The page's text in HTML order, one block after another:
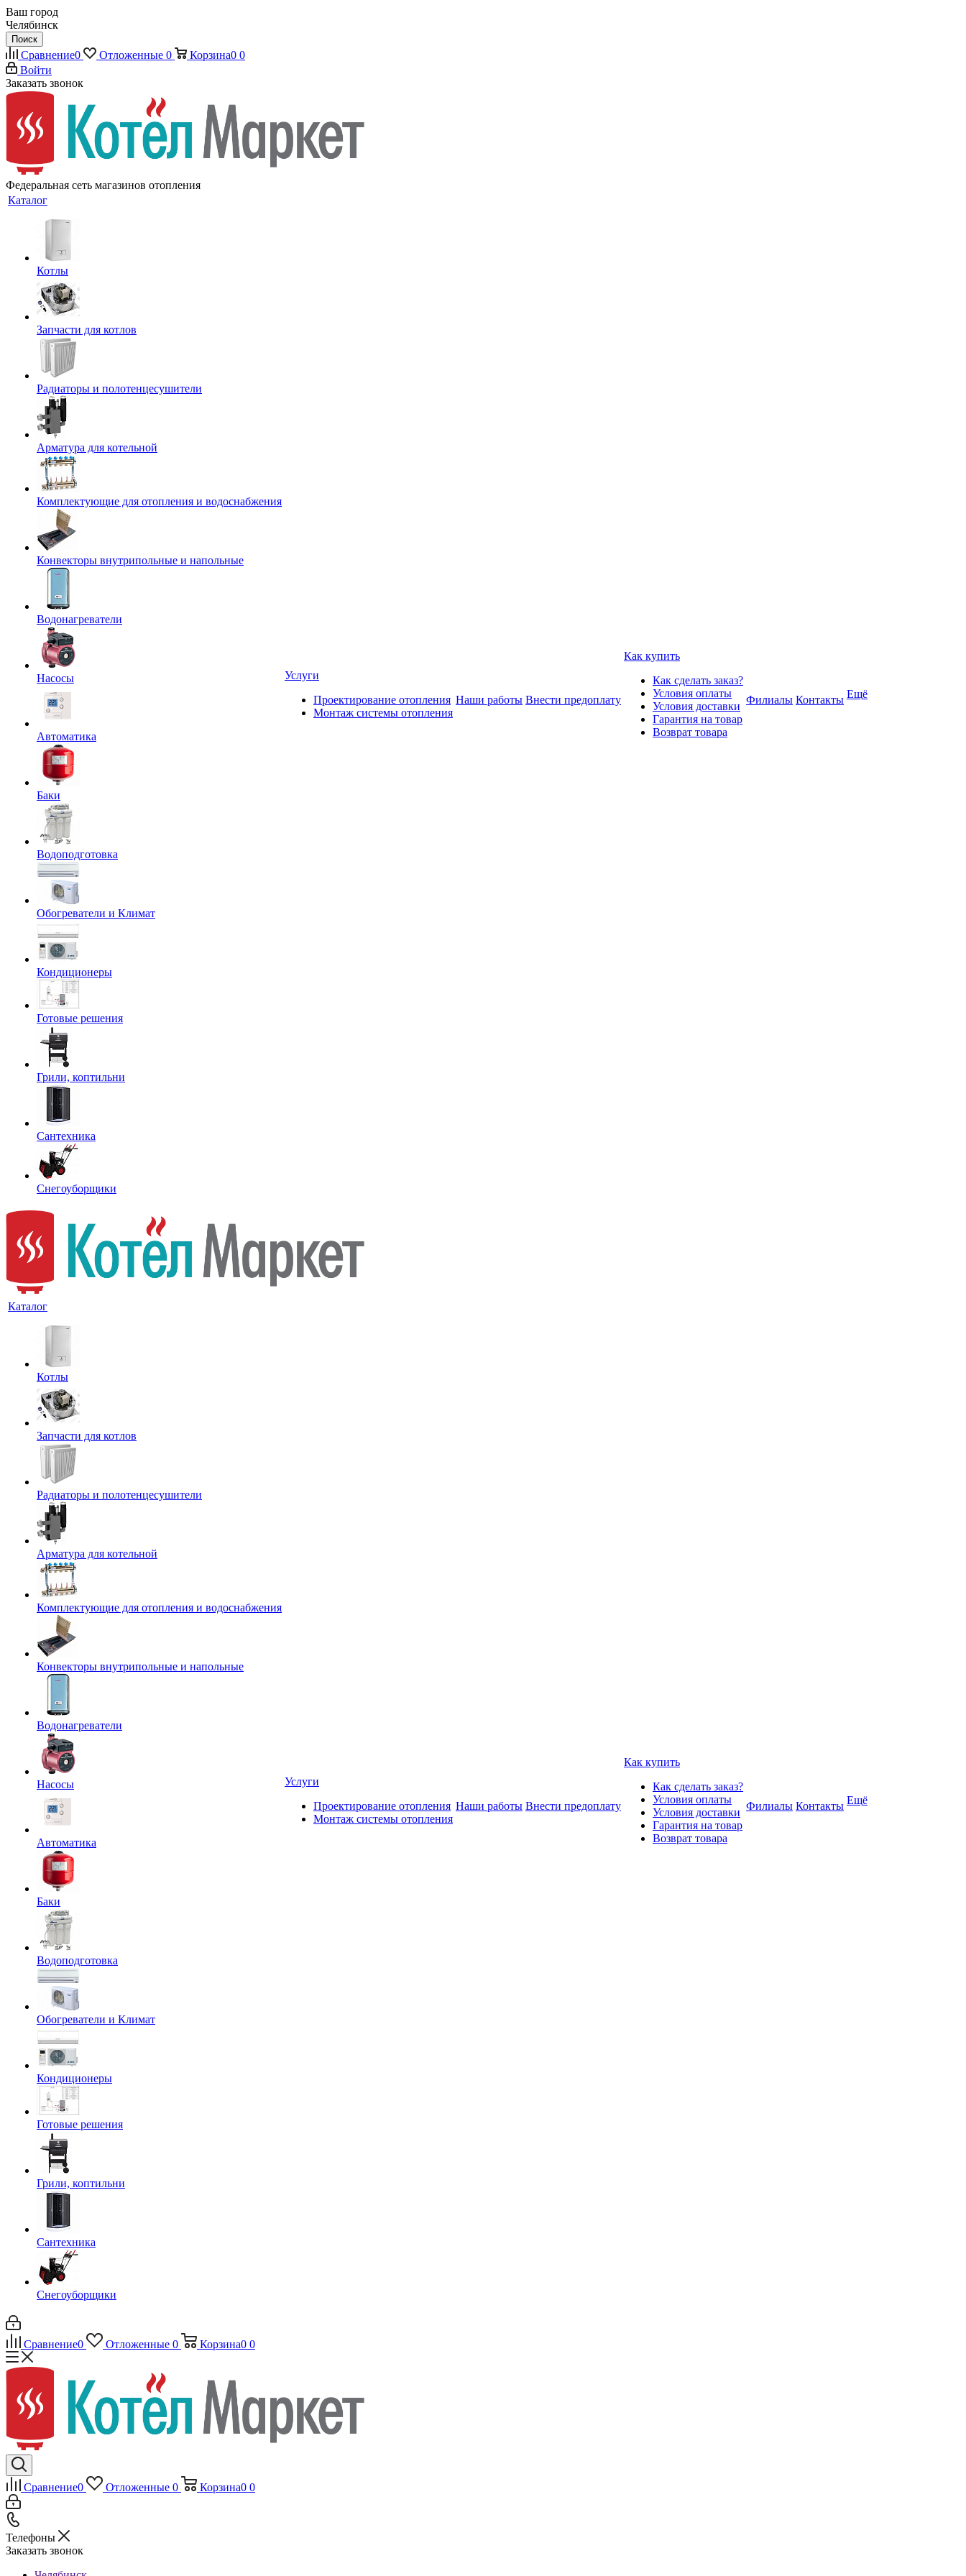
Ваш город
Челябинск
Поиск
Сравнение0 Отложенные 0 Корзина0 0
Войти
Заказать звонок
Федеральная сеть магазинов отопления
Каталог
Котлы
Запчасти для котлов
Радиаторы и полотенцесушители
Арматура для котельной
Комплектующие для отопления и водоснабжения
Конвекторы внутрипольные и напольные
Водонагреватели
Насосы
Автоматика
Баки
Водоподготовка
Обогреватели и Климат
Кондиционеры
Готовые решения
Грили, коптильни
Сантехника
Снегоуборщики
Услуги
Проектирование отопления
Монтаж системы отопления
Наши работы Внести предоплату
Как купить
Как сделать заказ?
Условия оплаты
Условия доставки
Гарантия на товар
Возврат товара
Филиалы Контакты Ещё
Каталог
Котлы
Запчасти для котлов
Радиаторы и полотенцесушители
Арматура для котельной
Комплектующие для отопления и водоснабжения
Конвекторы внутрипольные и напольные
Водонагреватели
Насосы
Автоматика
Баки
Водоподготовка
Обогреватели и Климат
Кондиционеры
Готовые решения
Грили, коптильни
Сантехника
Снегоуборщики
Услуги
Проектирование отопления
Монтаж системы отопления
Наши работы Внести предоплату
Как купить
Как сделать заказ?
Условия оплаты
Условия доставки
Гарантия на товар
Возврат товара
Филиалы Контакты Ещё
Сравнение0 Отложенные 0 Корзина0 0
Сравнение0 Отложенные 0 Корзина0 0
Телефоны
Заказать звонок